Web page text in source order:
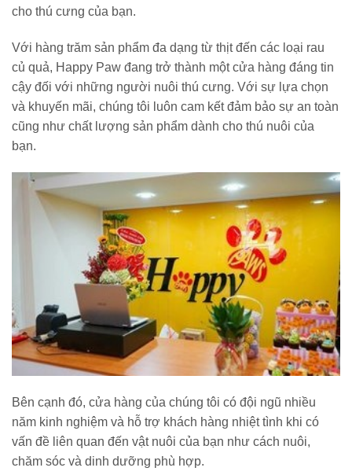
cho thú cưng của bạn.
Với hàng trăm sản phẩm đa dạng từ thịt đến các loại rau
củ quả, Happy Paw đang trở thành một cửa hàng đáng tin
cậy đối với những người nuôi thú cưng. Với sự lựa chọn
và khuyến mãi, chúng tôi luôn cam kết đảm bảo sự an toàn
cũng như chất lượng sản phẩm dành cho thú nuôi của
bạn.
Bên cạnh đó, cửa hàng của chúng tôi có đội ngũ nhiều
năm kinh nghiệm và hỗ trợ khách hàng nhiệt tình khi có
vấn đề liên quan đến vật nuôi của bạn như cách nuôi,
chăm sóc và dinh dưỡng phù hợp.